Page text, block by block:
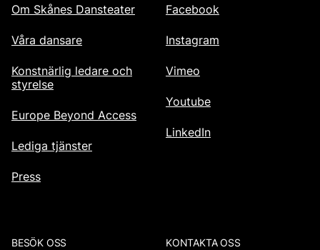
Om Skånes Dansteater
Våra dansare
Konstnärlig ledare och
styrelse
Europe Beyond Access
Lediga tjänster
Press
Facebook
Instagram
Vimeo
Youtube
LinkedIn
BESÖK OSS KONTAKTA OSS